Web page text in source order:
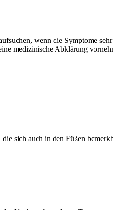
wenn die Symptome
medizinische Abklärung
sich auch in den Füßen